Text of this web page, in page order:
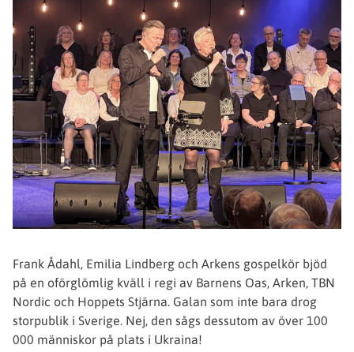
Frank Ådahl, Emilia Lindberg och Arkens gospelkör bjöd
på en oförglömlig kväll i regi av Barnens Oas, Arken, TBN
Nordic och Hoppets Stjärna. Galan som inte bara drog
storpublik i Sverige. Nej, den sågs dessutom av över 100
000 människor på plats i Ukraina!